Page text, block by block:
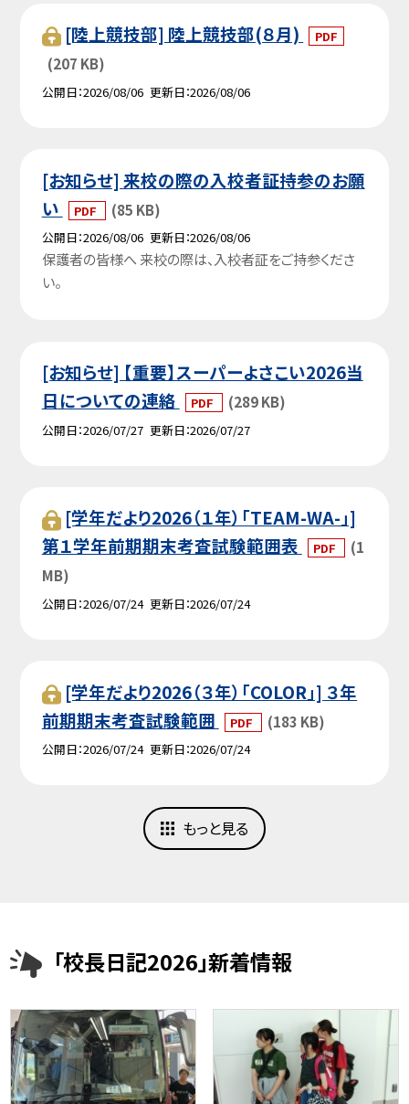
[陸上競技部] 陸上競技部(８月) PDF
(207 KB)
公開日 2026/08/06 更新日 2026/08/06
[お知らせ] 来校の際の入校者証持参のお願
い
PDF (85 KB)
公開日 2026/08/06 更新日 2026/08/06
保護者の皆様へ 来校の際は、入校者証をご持参くださ
い。
[お知らせ] 【重要】スーパーよさこい2026当
日についての連絡
PDF (289 KB)
公開日 2026/07/27 更新日 2026/07/27
[学年だより2026（１年）「TEAM-WA-」]
第１学年前期期末考査試験範囲表
PDF
(1
MB)
公開日 2026/07/24 更新日 2026/07/24
[学年だより2026（３年）「COLOR」] ３年
前期期末考査試験範囲
PDF (183 KB)
公開日 2026/07/24 更新日 2026/07/24
もっと見る
「校長日記2026」新着情報